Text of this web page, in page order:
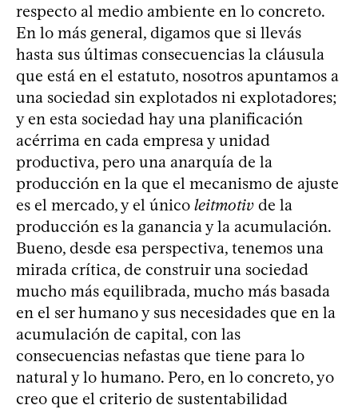
respecto al medio ambiente en lo concreto.
En lo más general, digamos que si llevás
hasta sus últimas consecuencias la cláusula
que está en el estatuto, nosotros apuntamos a
una sociedad sin explotados ni explotadores;
y en esta sociedad hay una planificación
acérrima en cada empresa y unidad
productiva, pero una anarquía de la
producción en la que el mecanismo de ajuste
es el mercado, y el único leitmotiv de la
producción es la ganancia y la acumulación.
Bueno, desde esa perspectiva, tenemos una
mirada crítica, de construir una sociedad
mucho más equilibrada, mucho más basada
en el ser humano y sus necesidades que en la
acumulación de capital, con las
consecuencias nefastas que tiene para lo
natural y lo humano. Pero, en lo concreto, yo
creo que el criterio de sustentabilidad